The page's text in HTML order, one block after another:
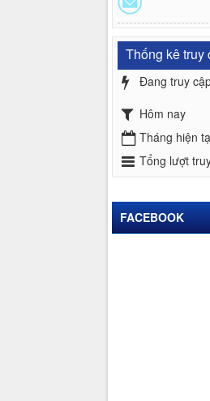
Thống kê truy
Đang truy
Hôm nay
Tháng hiện
Tổng lượt
FACEBOOK